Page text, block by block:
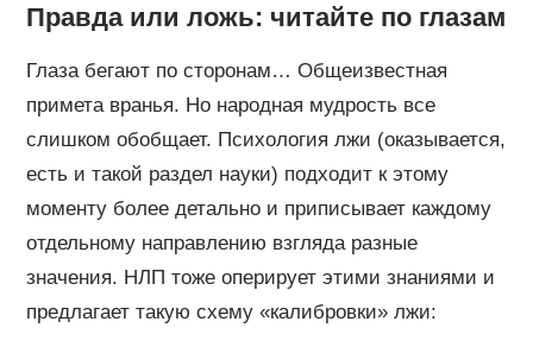
Правда или ложь: читайте по глазам
Глаза бегают по сторонам… Общеизвестная
примета вранья. Но народная мудрость все
слишком обобщает. Психология лжи (оказывается,
есть и такой раздел науки) подходит к этому
моменту более детально и приписывает каждому
отдельному направлению взгляда разные
значения. НЛП тоже оперирует этими знаниями и
предлагает такую схему «калибровки» лжи: